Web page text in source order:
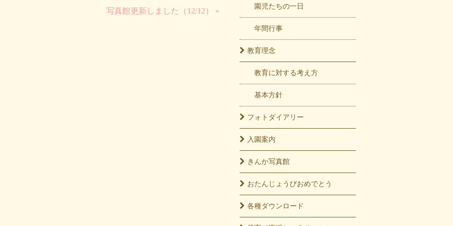
写真館更新しました（12/12） »
園児たちの一日
年間行事
教育理念
教育に対する考え方
基本方針
フォト ダイアリー
入園案内
きんか写真館
おたんじょうびおめでとう
各種ダウンロード